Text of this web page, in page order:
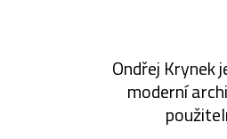
Ondřej Krynek
moderní